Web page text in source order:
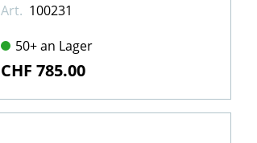
Art. 100231
50+ an Lager
CHF 785.00